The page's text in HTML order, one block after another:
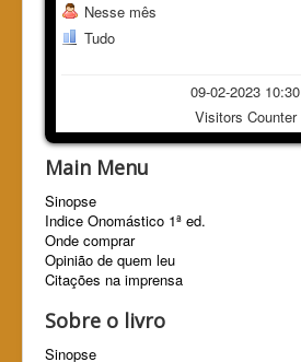
Nesse mês
Tudo
09-02-2023 10:30
Visitors Counter
Main Menu
Sinopse
Indice Onomástico 1ª ed.
Onde comprar
Opinião de quem leu
Citações na imprensa
Sobre o livro
Sinopse